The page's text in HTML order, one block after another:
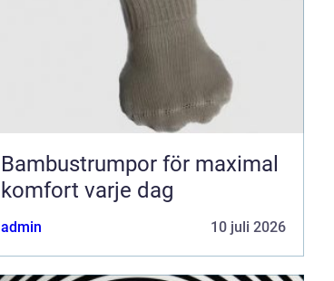
Bambustrumpor för maximal
komfort varje dag
admin 10 juli 2026